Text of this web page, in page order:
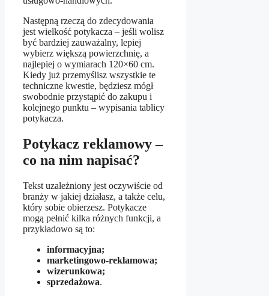
Następną rzeczą do zdecydowania
jest wielkość potykacza – jeśli wolisz
być bardziej zauważalny, lepiej
wybierz większą powierzchnię, a
najlepiej o wymiarach 120×60 cm.
Kiedy już przemyślisz wszystkie te
techniczne kwestie, będziesz mógł
swobodnie przystąpić do zakupu i
kolejnego punktu – wypisania tablicy
potykacza.
Potykacz reklamowy –
co na nim napisać?
Tekst uzależniony jest oczywiście od
branży w jakiej działasz, a także celu,
który sobie obierzesz. Potykacze
mogą pełnić kilka różnych funkcji, a
przykładowo są to:
informacyjna;
marketingowo-reklamowa;
wizerunkowa;
sprzedażowa.